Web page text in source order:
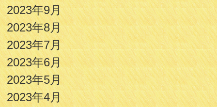
2023年9月
2023年8月
2023年7月
2023年6月
2023年5月
2023年4月